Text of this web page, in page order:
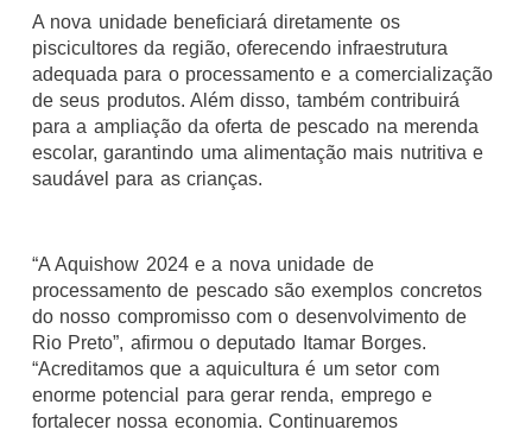
A nova unidade beneficiará diretamente os
piscicultores da região, oferecendo infraestrutura
adequada para o processamento e a comercialização
de seus produtos. Além disso, também contribuirá
para a ampliação da oferta de pescado na merenda
escolar, garantindo uma alimentação mais nutritiva e
saudável para as crianças.
“A Aquishow 2024 e a nova unidade de
processamento de pescado são exemplos concretos
do nosso compromisso com o desenvolvimento de
Rio Preto”, afirmou o deputado Itamar Borges.
“Acreditamos que a aquicultura é um setor com
enorme potencial para gerar renda, emprego e
fortalecer nossa economia. Continuaremos